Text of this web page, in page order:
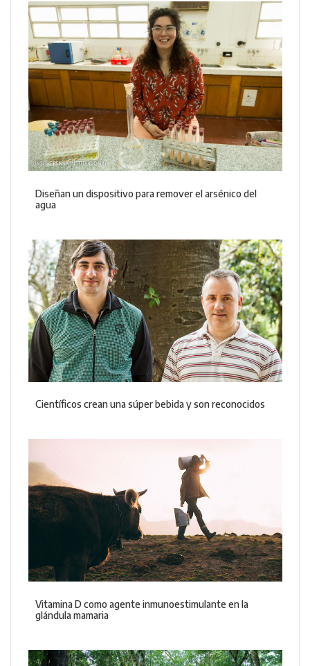
Diseñan un dispositivo para remover el arsénico del
agua
Científicos crean una súper bebida y son reconocidos
Vitamina D como agente inmunoestimulante en la
glándula mamaria